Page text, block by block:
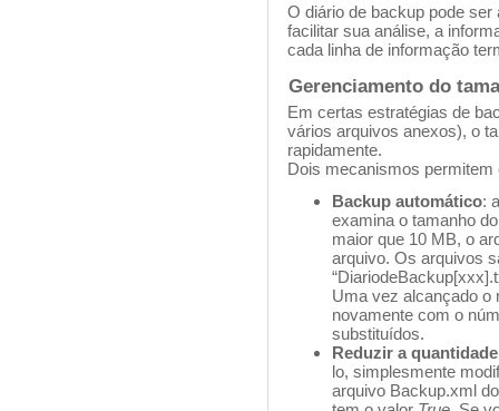
O diário de backup pode
facilitar sua análise, a
cada linha de informação
Gerenciamento do
Em certas estratégias de
vários arquivos anexos), o
rapidamente.
Dois mecanismos permitem
Backup automático:
examina o tamanho
maior que 10 MB, o
arquivo. Os arquivos
Uma vez alcançado o
novamente com o
substituídos.
Reduzir a
lo, simplesmente
arquivo Backup.xml